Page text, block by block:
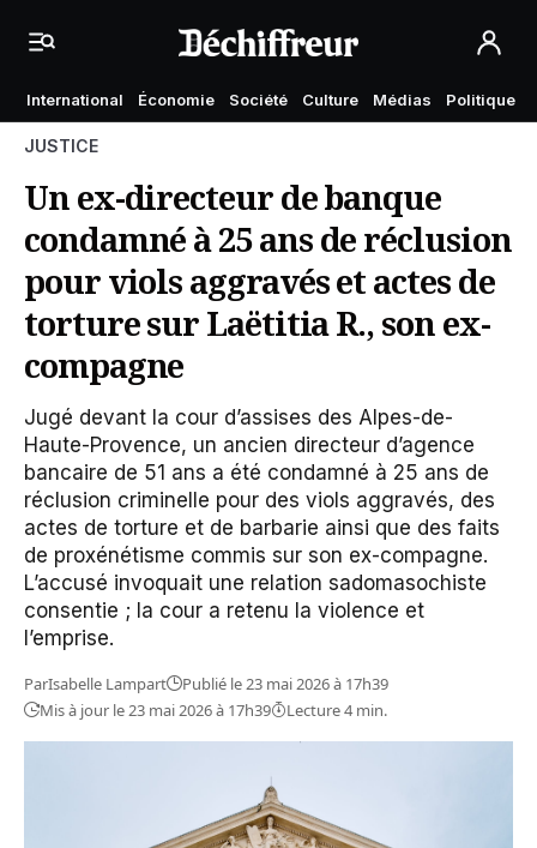
International Économie Société Culture Médias Politique
JUSTICE
Un ex-directeur de banque
condamné à 25 ans de réclusion
pour viols aggravés et actes de
torture sur Laëtitia R., son ex-
compagne
Jugé devant la cour d’assises des Alpes-de-
Haute-Provence, un ancien directeur d’agence
bancaire de 51 ans a été condamné à 25 ans de
réclusion criminelle pour des viols aggravés, des
actes de torture et de barbarie ainsi que des faits
de proxénétisme commis sur son ex-compagne.
L’accusé invoquait une relation sadomasochiste
consentie ; la cour a retenu la violence et
l’emprise.
ParIsabelle Lampart
Publié le 23 mai 2026 à 17h39
Mis à jour le 23 mai 2026 à 17h39
Lecture 4 min.